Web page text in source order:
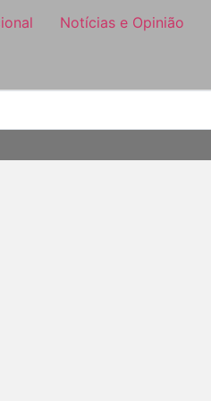
Notícias e Opinião